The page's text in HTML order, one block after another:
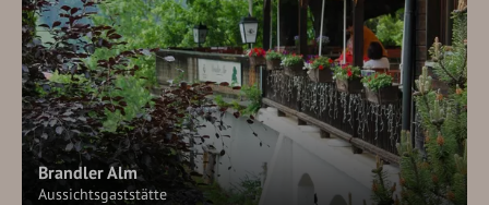
Brandler Alm
Aussichtsgaststätte